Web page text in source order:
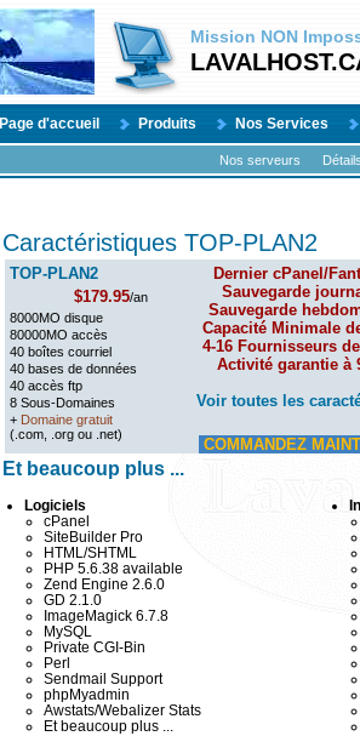
Mission NON
Page d'accueil Produits Nos Services
Nos serveurs
Caractéristiques TOP-PLAN2
TOP-PLAN2
$179.95/an
8000MO disque
80000MO accès
40 boîtes courriel
40 bases de données
40 accès ftp
8 Sous-Domaines
+ Domaine gratuit
(.com, .org ou .net)
Dernier cPanel/
Sauvegarde
Sauvegarde
Capacité Minimale
4-16 Fournisseurs
Activité garantie à
Voir toutes les
COMMANDEZ
Et beaucoup plus ...
Logiciels
cPanel
SiteBuilder Pro
HTML/SHTML
PHP 5.6.38 available
Zend Engine 2.6.0
GD 2.1.0
ImageMagick 6.7.8
MySQL
Private CGI-Bin
Perl
Sendmail Support
phpMyadmin
Awstats/Webalizer Stats
Et beaucoup plus ...